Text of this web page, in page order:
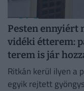
Pesten ennyiért
vidéki étterem:
terem is jár
Ritkán kerül ilyen a
egyik rejtett